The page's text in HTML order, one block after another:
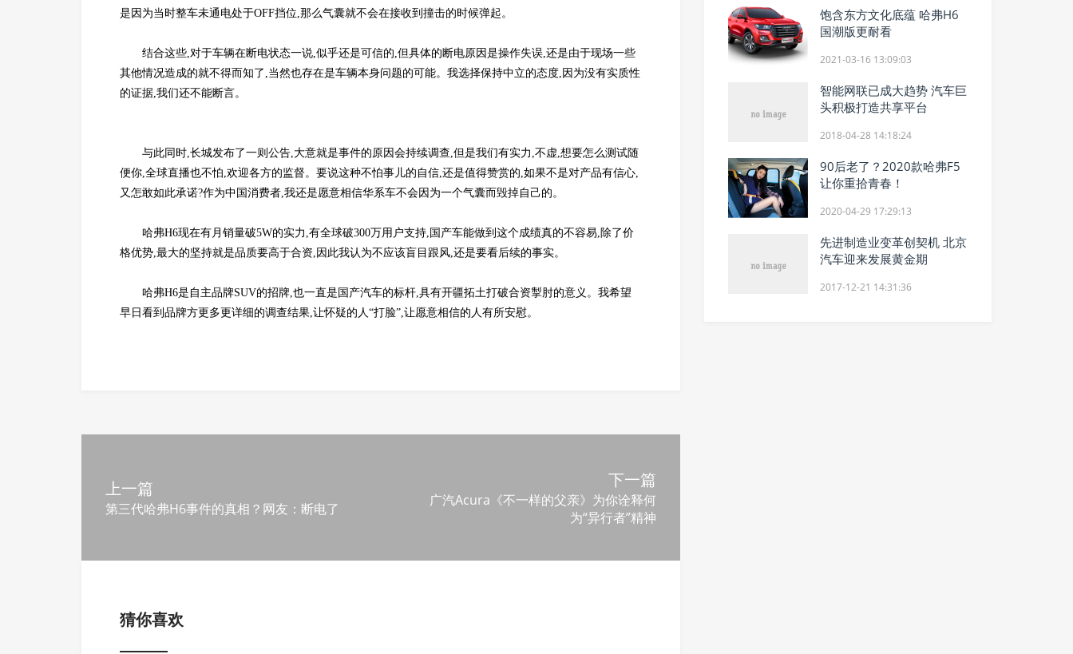
是因为当时整车未通电处于OFF挡位,那么气囊就不会在接收到撞击的时候弹起。
结合这些,对于车辆在断电状态一说,似乎还是可信的,但具体的断电原因是操作失误,还是由于现场一些
其他情况造成的就不得而知了,当然也存在是车辆本身问题的可能。我选择保持中立的态度,因为没有实质性
的证据,我们还不能断言。
与此同时,长城发布了一则公告,大意就是事件的原因会持续调查,但是我们有实力,不虚,想要怎么测试随
便你,全球直播也不怕,欢迎各方的监督。要说这种不怕事儿的自信,还是值得赞赏的,如果不是对产品有信心,
又怎敢如此承诺?作为中国消费者,我还是愿意相信华系车不会因为一个气囊而毁掉自己的。
哈弗H6现在有月销量破5W的实力,有全球破300万用户支持,国产车能做到这个成绩真的不容易,除了价
格优势,最大的坚持就是品质要高于合资,因此我认为不应该盲目跟风,还是要看后续的事实。
哈弗H6是自主品牌SUV的招牌,也一直是国产汽车的标杆,具有开疆拓土打破合资掣肘的意义。我希望
早日看到品牌方更多更详细的调查结果,让怀疑的人“打脸”,让愿意相信的人有所安慰。
上一篇
第三代哈弗H6事件的真相？网友：断电了
下一篇
广汽Acura《不一样的父亲》为你诠释何
为“异行者”精神
猜你喜欢
饱含东方文化底蕴 哈弗H6
国潮版更耐看
2021-03-16 13:09:03
智能网联已成大趋势 汽车巨
头积极打造共享平台
2018-04-28 14:18:24
90后老了？2020款哈弗F5
让你重拾青春！
2020-04-29 17:29:13
先进制造业变革创契机 北京
汽车迎来发展黄金期
2017-12-21 14:31:36